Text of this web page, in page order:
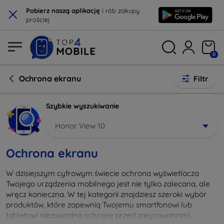
× Pobierz naszą aplikację i rób zakupy
prościej
0
Ochrona ekranu Filtr
Szybkie wyszukiwanie
Honor View 10
Ochrona ekranu
W dzisiejszym cyfrowym świecie ochrona wyświetlacza
Twojego urządzenia mobilnego jest nie tylko zalecana, ale
wręcz konieczna. W tej kategorii znajdziesz szeroki wybór
produktów, które zapewnią Twojemu smartfonowi lub
tabletowi niezawodną ochronę przed zarysowaniami,